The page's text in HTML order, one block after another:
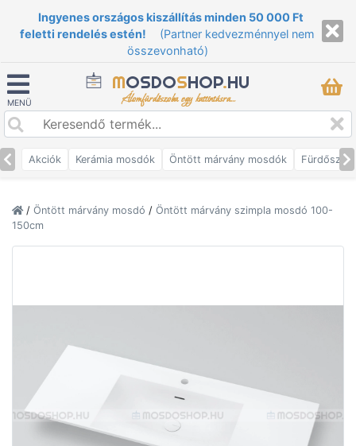
Ingyenes országos kiszállítás minden 50 000 Ft
feletti rendelés estén!
(Partner kedvezménnyel nem
összevonható)
MENÜ
MOSDOSHOP.HU
Álomfürdőszoba egy kattintásra...
Akciók Kerámia mosdók Öntött márvány mosdók
/ Öntött márvány mosdó / Öntött márvány szimpla mosdó 100-
150cm